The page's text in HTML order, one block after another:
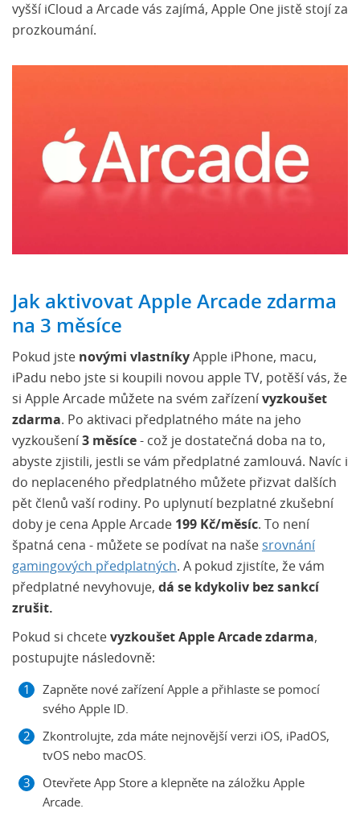
vyšší iCloud a Arcade vás zajímá, Apple One jistě stojí za
prozkoumání.
Jak aktivovat Apple Arcade zdarma
na 3 měsíce
Pokud jste novými vlastníky Apple iPhone, macu,
iPadu nebo jste si koupili novou apple TV, potěší vás, že
si Apple Arcade můžete na svém zařízení vyzkoušet
zdarma. Po aktivaci předplatného máte na jeho
vyzkoušení 3 měsíce - což je dostatečná doba na to,
abyste zjistili, jestli se vám předplatné zamlouvá. Navíc i
do neplaceného předplatného můžete přizvat dalších
pět členů vaší rodiny. Po uplynutí bezplatné zkušební
doby je cena Apple Arcade 199 Kč/měsíc. To není
špatná cena - můžete se podívat na naše srovnání
gamingových předplatných. A pokud zjistíte, že vám
předplatné nevyhovuje, dá se kdykoliv bez sankcí
zrušit.
Pokud si chcete vyzkoušet Apple Arcade zdarma,
postupujte následovně:
Zapněte nové zařízení Apple a přihlaste se pomocí
svého Apple ID.
Zkontrolujte, zda máte nejnovější verzi iOS, iPadOS,
tvOS nebo macOS.
Otevřete App Store a klepněte na záložku Apple
Arcade.